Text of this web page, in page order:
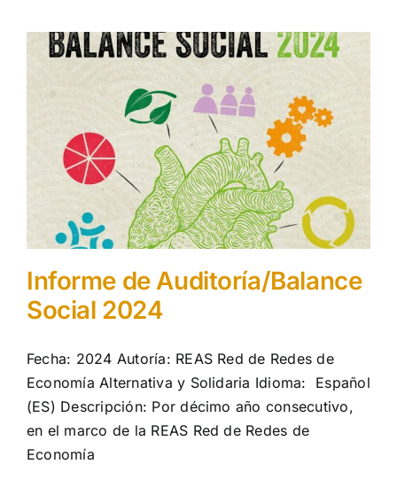
Informe de Auditoría/Balance
Social 2024
Fecha: 2024 Autoría: REAS Red de Redes de
Economía Alternativa y Solidaria Idioma: Español
(ES) Descripción: Por décimo año consecutivo,
en el marco de la REAS Red de Redes de
Economía